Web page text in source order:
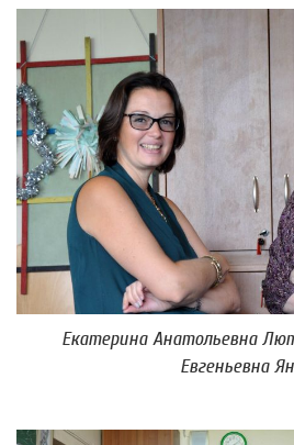
Екатерина Анатольевна
Евгеньевна